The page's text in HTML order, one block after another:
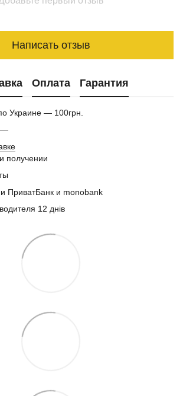
Написать отзыв
Оплата Гарантия
Украине — 100грн.
—
получении
ПриватБанк и monobank
12 днів